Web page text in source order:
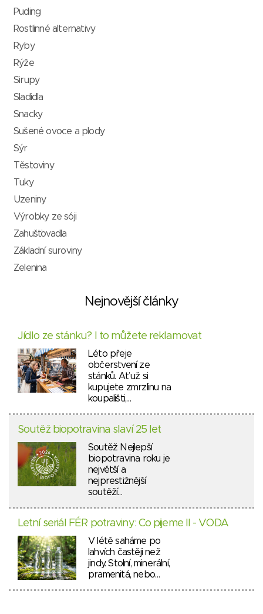
Puding
Rostlinné alternativy
Ryby
Rýže
Sirupy
Sladidla
Snacky
Sušené ovoce a plody
Sýr
Těstoviny
Tuky
Uzeniny
Výrobky ze sóji
Zahušťovadla
Základní suroviny
Zelenina
Nejnovější články
Jídlo ze stánku? I to můžete reklamovat
Léto přeje
občerstvení ze
stánků. Ať už si
kupujete zmrzlinu na
koupališti,…
Soutěž biopotravina slaví 25 let
Soutěž Nejlepší
biopotravina roku je
největší a
nejprestižnější
soutěží…
Letní seriál FÉR potraviny: Co pijeme II - VODA
V létě saháme po
lahvích častěji než
jindy. Stolní, minerální,
pramenitá, nebo…